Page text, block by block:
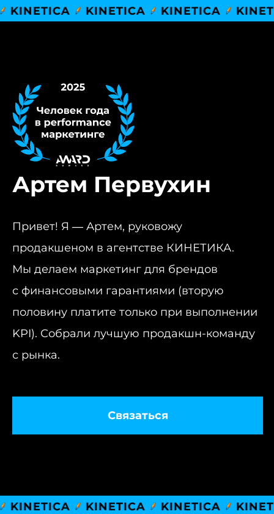
KINETICA KINETICA KINETICA
Артем Первухин
Привет! Я — Артем, руковожу
продакшеном в агентстве КИНЕТИКА.
Мы делаем маркетинг для брендов
с финансовыми гарантиями (вторую
половину платите только при выполнении
KPI). Собрали лучшую продакшн-команду
с рынка.
Связаться
KINETICA KINETICA KINETICA